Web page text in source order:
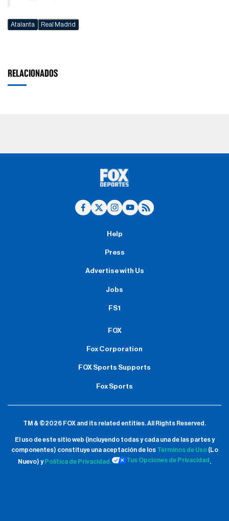
Atalanta Real Madrid
RELACIONADOS
Help
Press
Advertise with Us
Jobs
FS1
FOX
Fox Corporation
FOX Sports Supports
Fox Sports
TM & ©2026 FOX and its related entities.All Rights Reserved.
El uso de este sitio web (incluyendo todas y cada una de las partes y
componentes) constituye una aceptación de los Términos de Uso(Lo
Nuevo) y Política de Privacidad. Tus Opciones de Privacidad .